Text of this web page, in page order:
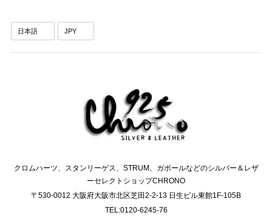
クロムハーツ、スタンリーゲス、STRUM、ガボールなどのシルバー＆レザ
ーセレクトショップCHRONO
〒530-0012 大阪府大阪市北区芝田2-2-13 日生ビル東館1F-105B
TEL:0120-6245-76